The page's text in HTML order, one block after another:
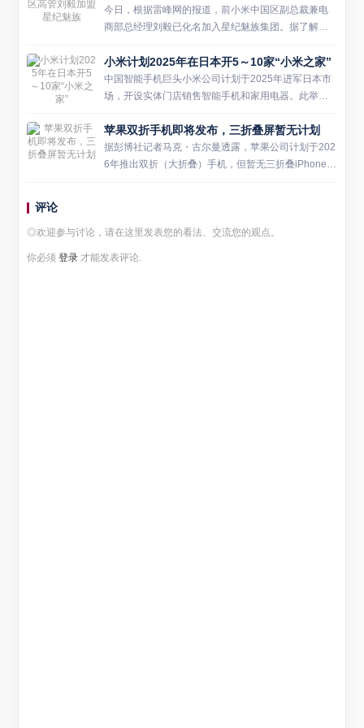
回了英...
今日，根据雷峰网的报道，前小米中国区副总裁兼电
商部总经理刘毅已化名加入星纪魅族集团。据了解，
刘毅是小米的早期员工之一，并在公司内担任过多个
重要职务。他在2015年加入小米后，参与了公司在印
度市场的开拓工作...
小米计划2025年在日本开5～10家“小米之家”
中国智能手机巨头小米公司计划于2025年进军日本市
场，开设实体门店销售智能手机和家用电器。此举旨
在将小米在中国市场成功的“智能家”商业模式复制到日
本，并进一步扩大其在海外的影响力。 小米计划首先
在东京圈开...
苹果双折手机即将发布，三折叠屏暂无计划
据彭博社记者马克・古尔曼透露，苹果公司计划于202
6年推出双折（大折叠）手机，但暂无三折叠iPhone的
研发计划。这款双折手机折叠后厚度为9.2mm，单面
评论
◎欢迎参与讨论，请在这里发表您的看法、交流您的观点。
你必须登录 才能发表评论.